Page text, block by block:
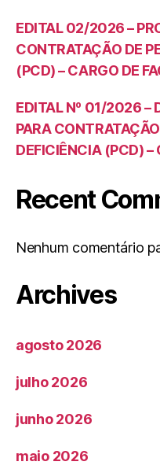
EDITAL 02/2026 –
CONTRATAÇÃO DE
(PCD) – CARGO DE
EDITAL Nº 01/2026 –
PARA
DEFICIÊNCIA (PCD) –
Recent
Nenhum comentário
Archives
agosto 2026
julho 2026
junho 2026
maio 2026